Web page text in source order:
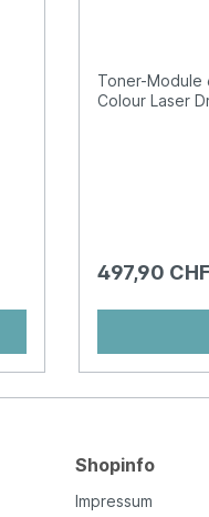
Toner-Module
Colour Laser
497,90
Shopinfo
Impressum